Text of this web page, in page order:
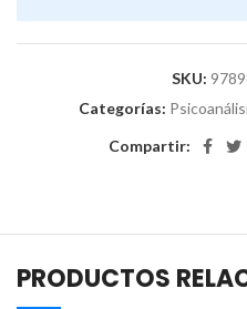
SKU:
Categorías:
Compartir:
PRODUCTOS